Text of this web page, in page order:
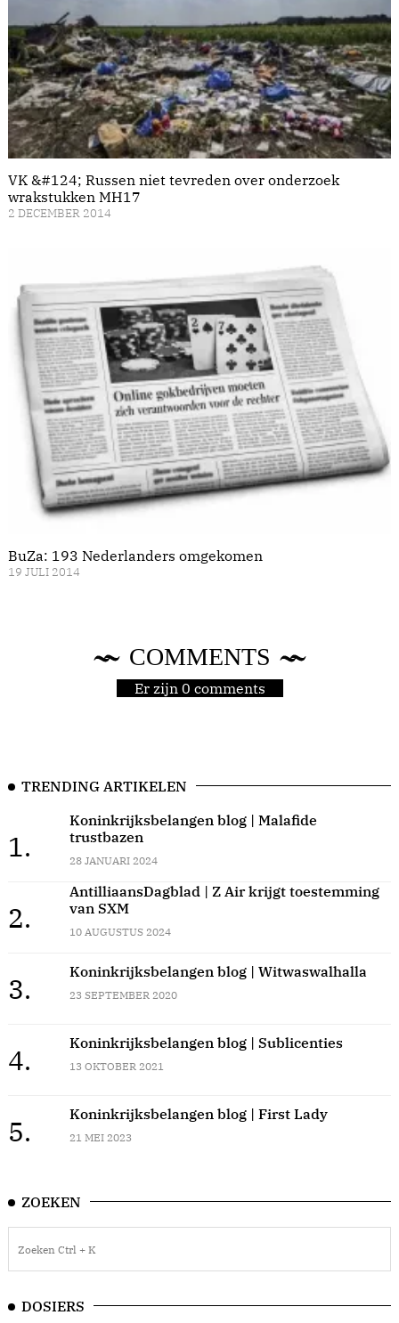
VK &#124; Russen niet tevreden over onderzoek
wrakstukken MH17
2 DECEMBER 2014
BuZa: 193 Nederlanders omgekomen
19 JULI 2014
COMMENTS
Er zijn 0 comments
TRENDING ARTIKELEN
1.
Koninkrijksbelangen blog | Malafide
trustbazen
28 JANUARI 2024
2.
AntilliaansDagblad | Z Air krijgt toestemming
van SXM
10 AUGUSTUS 2024
3.
Koninkrijksbelangen blog | Witwaswalhalla
23 SEPTEMBER 2020
4.
Koninkrijksbelangen blog | Sublicenties
13 OKTOBER 2021
5.
Koninkrijksbelangen blog | First Lady
21 MEI 2023
ZOEKEN
DOSIERS